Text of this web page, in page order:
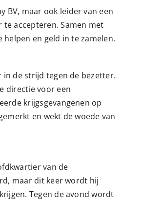
BV, maar ook leider van een
accepteren. Samen met
en geld in te zamelen.
de strijd tegen de bezetter.
directie voor een
krijgsgevangenen op
en wekt de woede van
van de
maar dit keer wordt hij
Tegen de avond wordt